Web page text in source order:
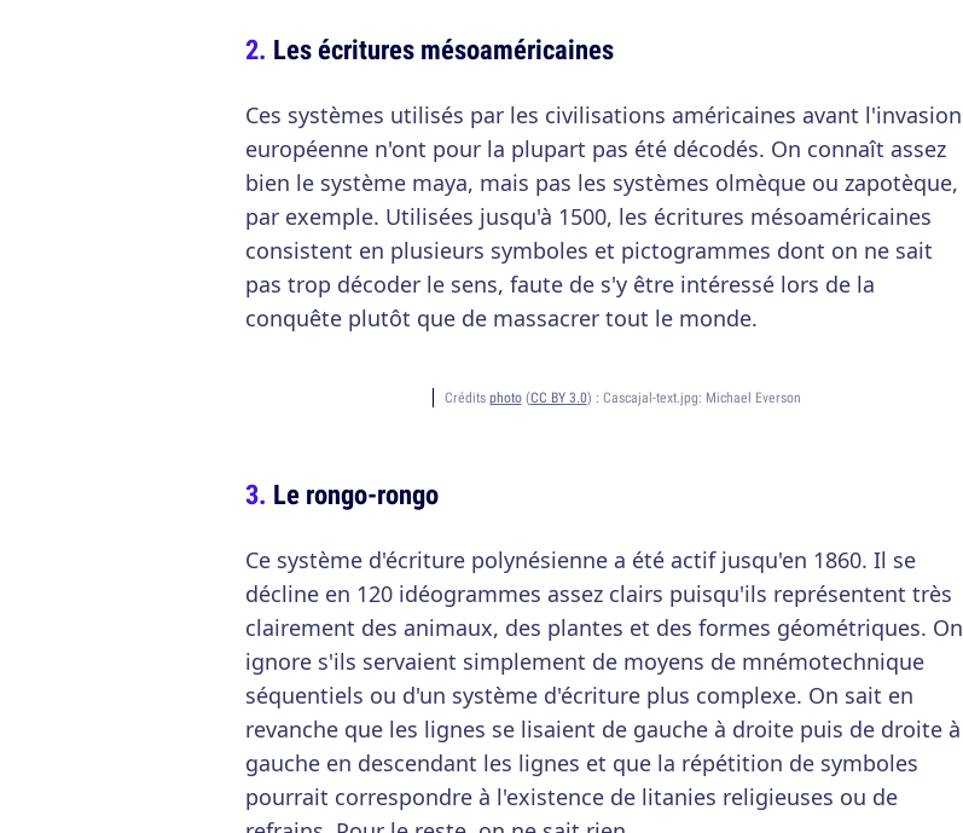
Les écritures mésoaméricaines
Ces systèmes utilisés par les civilisations américaines avant l'invasion
européenne n'ont pour la plupart pas été décodés. On connaît assez
bien le système maya, mais pas les systèmes olmèque ou zapotèque,
par exemple. Utilisées jusqu'à 1500, les écritures mésoaméricaines
consistent en plusieurs symboles et pictogrammes dont on ne sait
pas trop décoder le sens, faute de s'y être intéressé lors de la
conquête plutôt que de massacrer tout le monde.
Crédits photo(CC BY 3.0) : Cascajal-text.jpg: Michael Everson
Le rongo-rongo
Ce système d'écriture polynésienne a été actif jusqu'en 1860. Il se
décline en 120 idéogrammes assez clairs puisqu'ils représentent très
clairement des animaux, des plantes et des formes géométriques. On
ignore s'ils servaient simplement de moyens de mnémotechnique
séquentiels ou d'un système d'écriture plus complexe. On sait en
revanche que les lignes se lisaient de gauche à droite puis de droite à
gauche en descendant les lignes et que la répétition de symboles
pourrait correspondre à l'existence de litanies religieuses ou de